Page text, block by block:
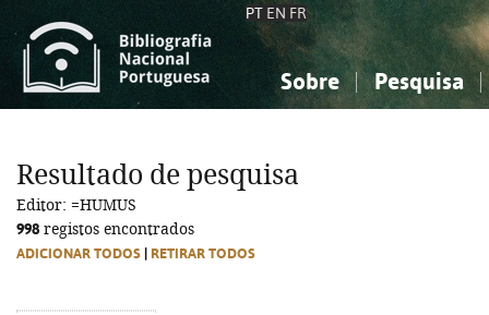
PT EN FR
Sobre Pesquisa
Ciências sociais...
Ciências sociais...
Resultado de pesquisa
Editor: =HUMUS
998 registos encontrados
ADICIONAR TODOS RETIRAR TODOS